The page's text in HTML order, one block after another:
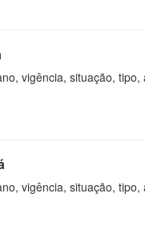
vigência, situação,
vigência, situação,